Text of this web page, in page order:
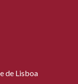
de Lisboa